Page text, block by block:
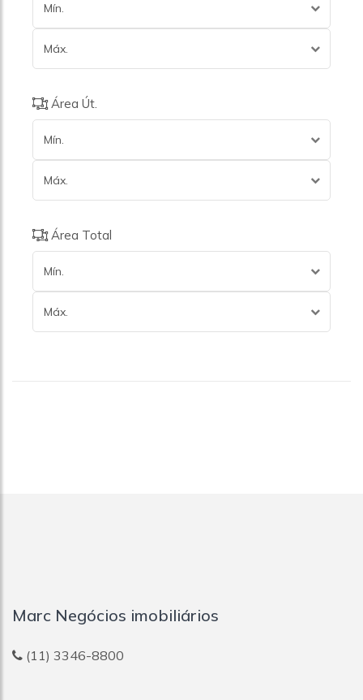
Mín.
Máx.
Área Út.
Mín.
Máx.
Área Total
Mín.
Máx.
Marc Negócios imobiliários
(11) 3346-8800